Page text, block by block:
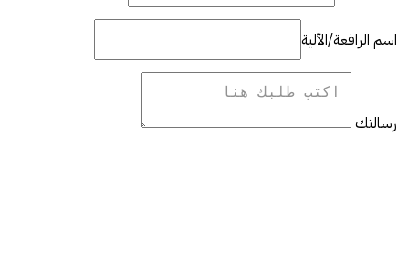
اسم الرافعة/الآلية
رسالتك